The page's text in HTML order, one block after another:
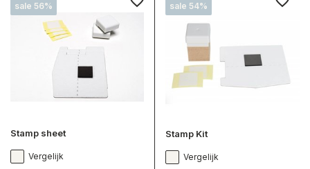
sale 56%
Stamp sheet
Vergelijk
sale 54%
Stamp Kit
Vergelijk